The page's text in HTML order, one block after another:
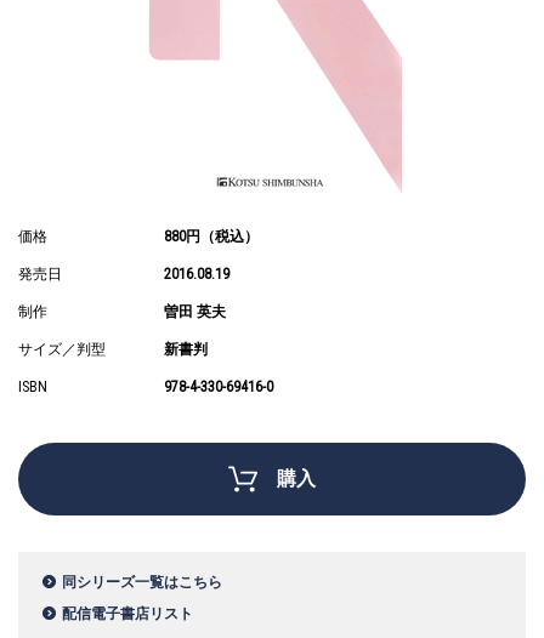
価格 880円（税込）
発売日 2016.08.19
制作 曽田 英夫
サイズ／判型 新書判
ISBN 978-4-330-69416-0
購入
同シリーズ一覧はこちら
配信電子書店リスト